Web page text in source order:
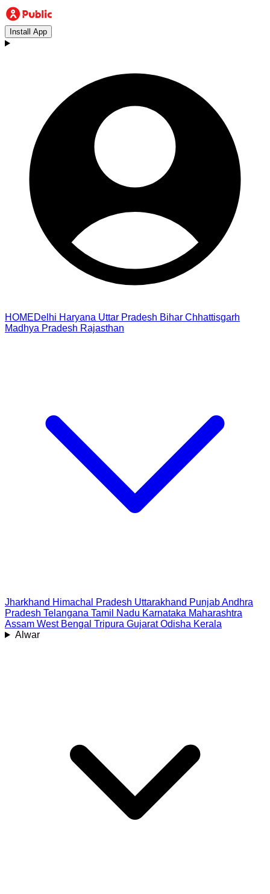
Install App
HOMEDelhi Haryana Uttar Pradesh Bihar Chhattisgarh
Madhya Pradesh Rajasthan
Jharkhand Himachal Pradesh Uttarakhand PunjabAndhra
Pradesh Telangana Tamil Nadu Karnataka Maharashtra
Assam West Bengal Tripura Gujarat Odisha Kerala
Alwar